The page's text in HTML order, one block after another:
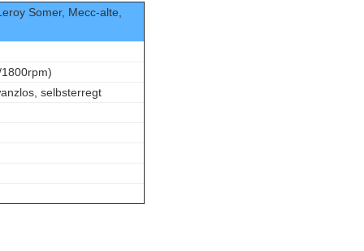
Somer, Mecc-alte,
selbsterregt